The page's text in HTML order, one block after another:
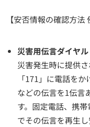
【安否情報の確認方法
災害用伝言ダイヤル
災害発生時に提供
「171」に電話を
などの伝言を1伝言
す。固定電話、携
でその伝言を再生